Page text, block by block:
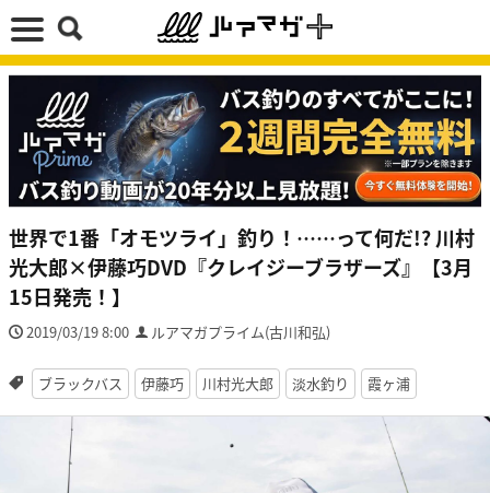
世界で1番「オモツライ」釣り！……って何だ!? 川村
光大郎×伊藤巧DVD『クレイジーブラザーズ』【3月
15日発売！】
2019/03/19 8:00 ルアマガプライム(古川和弘)
ブラックバス 伊藤巧 川村光大郎 淡水釣り 霞ヶ浦